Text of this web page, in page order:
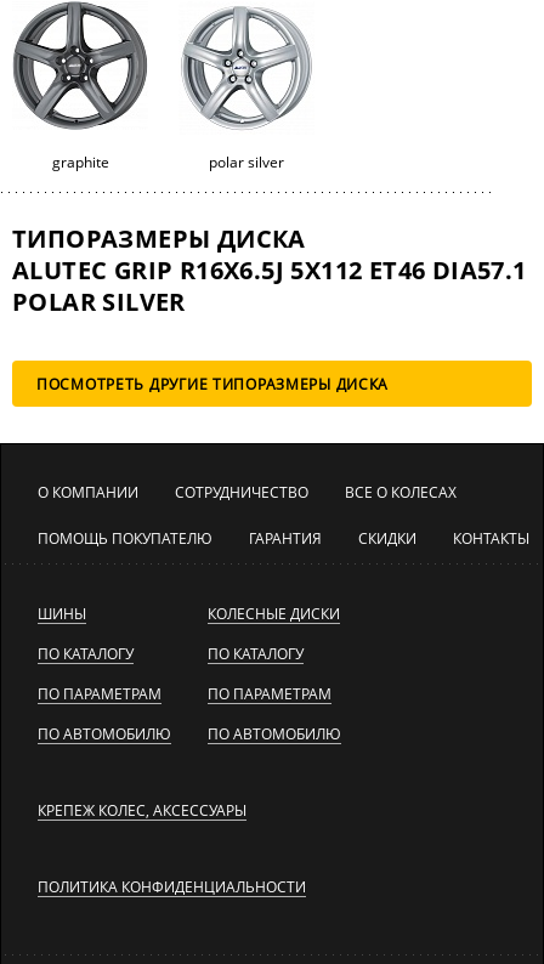
graphite polar silver
ТИПОРАЗМЕРЫ ДИСКА
ALUTEC GRIP R16X6.5J 5X112 ET46 DIA57.1
POLAR SILVER
ПОСМОТРЕТЬ ДРУГИЕ ТИПОРАЗМЕРЫ ДИСКА
О КОМПАНИИ СОТРУДНИЧЕСТВО ВСЕ О КОЛЕСАХ
ПОМОЩЬ ПОКУПАТЕЛЮ ГАРАНТИЯ СКИДКИ КОНТАКТЫ
ШИНЫ
ПО КАТАЛОГУ
ПО ПАРАМЕТРАМ
ПО АВТОМОБИЛЮ
КОЛЕСНЫЕ ДИСКИ
ПО КАТАЛОГУ
ПО ПАРАМЕТРАМ
ПО АВТОМОБИЛЮ
КРЕПЕЖ КОЛЕС, АКСЕССУАРЫ
ПОЛИТИКА КОНФИДЕНЦИАЛЬНОСТИ